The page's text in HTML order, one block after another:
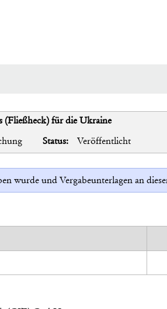
(Fließheck) für die Ukraine
Status: Veröffentlicht
wurde und Vergabeunterlagen an